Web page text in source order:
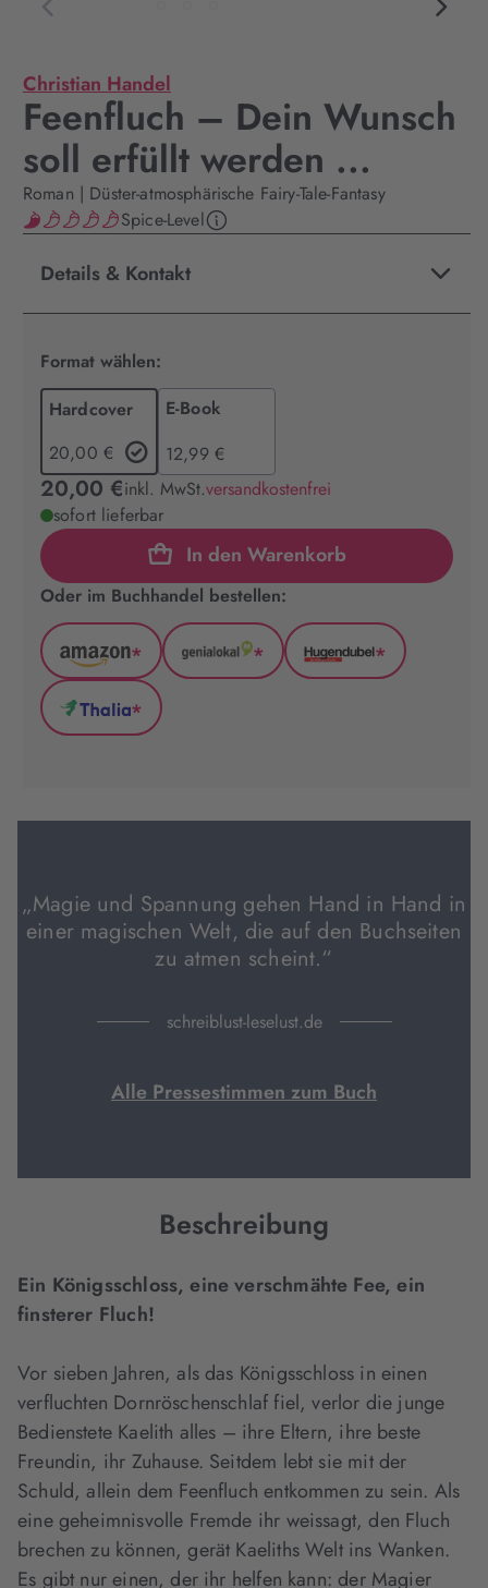
Christian Handel
Feenfluch – Dein Wunsch
soll erfüllt werden ...
Roman | Düster-atmosphärische Fairy-Tale-Fantasy
Spice-Level
Details & Kontakt
Format wählen:
Hardcover
20,00 €
E-Book
12,99 €
20,00 €inkl. MwSt.versandkostenfrei
sofort lieferbar
In den Warenkorb
Oder im Buchhandel bestellen:
Amazon
(wird
in
neuem
*
GenialLokal
*
Hugendubel
*
Thalia
Tab
*
„Magie und Spannung gehen Hand in Hand in
einer magischen Welt, die auf den Buchseiten
zu atmen scheint.“
schreiblust-leselust.de
Alle Pressestimmen zum Buch
Beschreibung
Ein Königsschloss, eine verschmähte Fee, ein
finsterer Fluch!
Vor sieben Jahren, als das Königsschloss in einen
verfluchten Dornröschenschlaf fiel, verlor die junge
Bedienstete Kaelith alles – ihre Eltern, ihre beste
Freundin, ihr Zuhause. Seitdem lebt sie mit der
Schuld, allein dem Feenfluch entkommen zu sein. Als
eine geheimnisvolle Fremde ihr weissagt, den Fluch
brechen zu können, gerät Kaeliths Welt ins Wanken.
Es gibt nur einen, der ihr helfen kann: der Magier